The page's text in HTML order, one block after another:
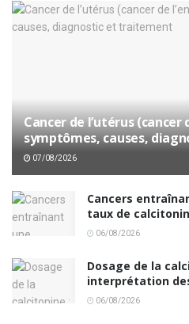
Cancer de l’utérus (cancer
symptômes, causes,
07/08/2026
Cancers
taux de
06/08/2026
Dosage de la
interprétation
06/08/2026